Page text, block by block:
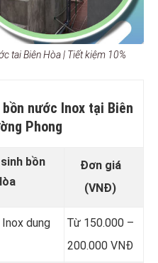
tai Biên Hòa | Tiết kiệm 10%
nước Inox tại Biên
Phong
bồn
Đơn giá
(VNĐ)
dung
Từ 150.000 –
200.000 VNĐ